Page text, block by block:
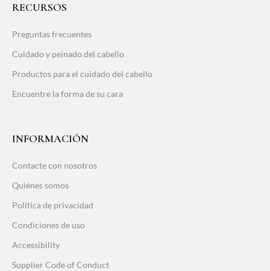
RECURSOS
Preguntas frecuentes
Cuidado y peinado del cabello
Productos para el cuidado del cabello
Encuentre la forma de su cara
INFORMACIÓN
Contacte con nosotros
Quiénes somos
Política de privacidad
Condiciones de uso
Accessibility
Supplier Code of Conduct